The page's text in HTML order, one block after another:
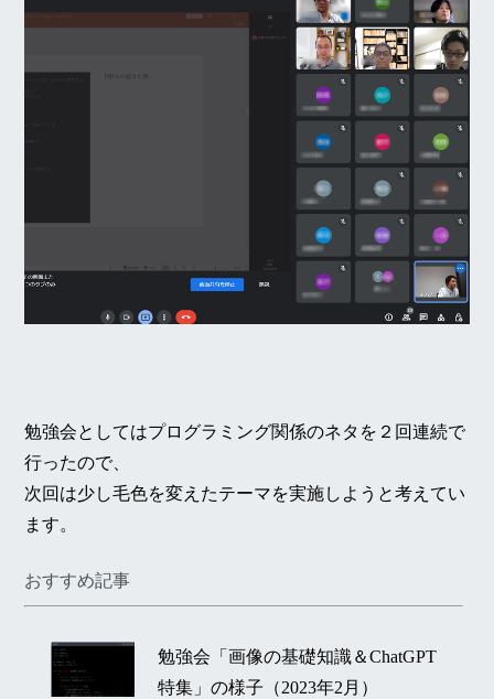
勉強会としてはプログラミング関係のネタを２回連続で
行ったので、
次回は少し毛色を変えたテーマを実施しようと考えてい
ます。
おすすめ記事
勉強会「画像の基礎知識＆ChatGPT
特集」の様子（2023年2月）